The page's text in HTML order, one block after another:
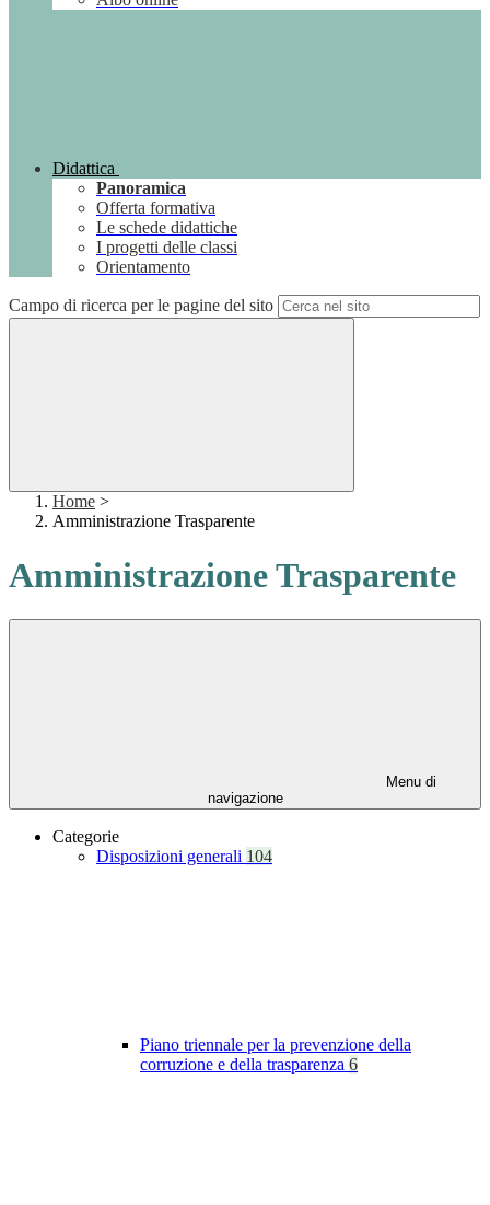
Didattica
Panoramica
Offerta formativa
Le schede didattiche
I progetti delle classi
Orientamento
Campo di ricerca per le pagine del sito
Home >
Amministrazione Trasparente
Amministrazione Trasparente
Menu di
navigazione
Categorie
Disposizioni generali 104
Piano triennale per la prevenzione della
corruzione e della trasparenza 6